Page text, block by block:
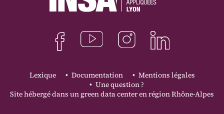
Lexique Documentation
Mentions légales
Une question ?
Site hébergé dans un green data center en région Rhône-Alpes